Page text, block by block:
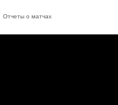
Отчеты о матчах